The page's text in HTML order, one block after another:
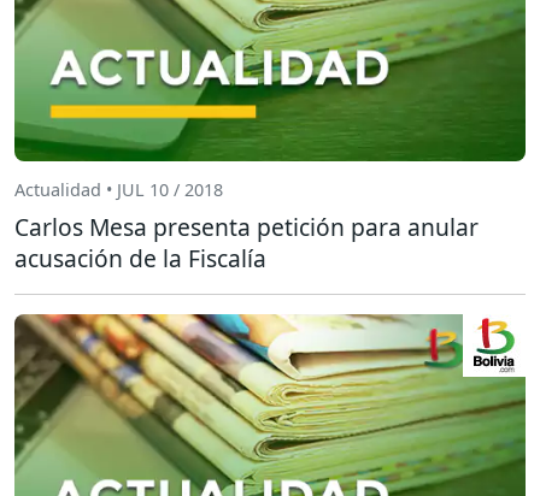
Actualidad • JUL 10 / 2018
Carlos Mesa presenta petición para anular
acusación de la Fiscalía